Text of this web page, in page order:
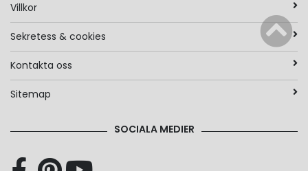
Villkor
Sekretess & cookies
Kontakta oss
Sitemap
SOCIALA MEDIER